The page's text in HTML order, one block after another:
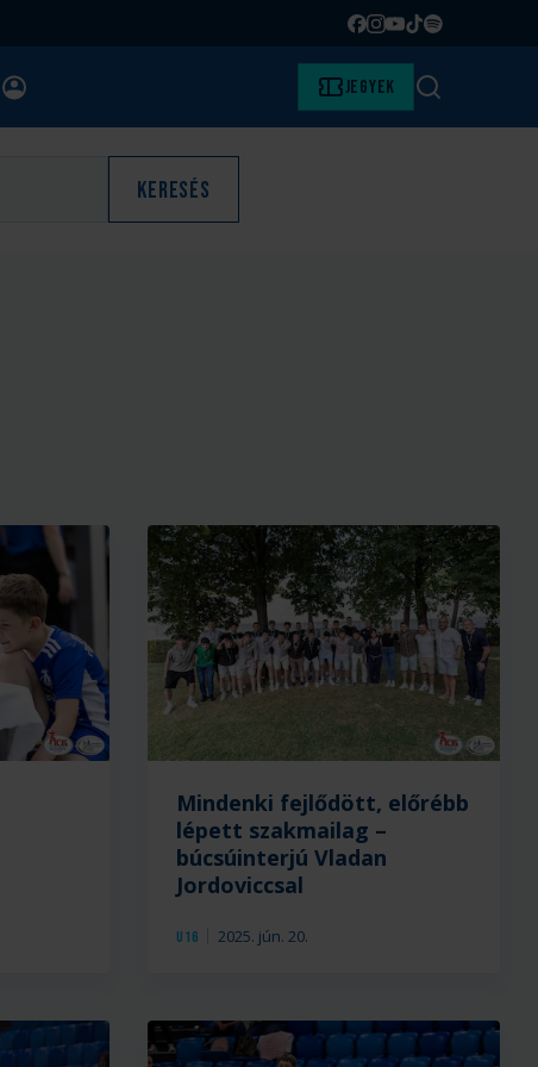
Facebook
Instagram
YouTube
TikTok
Spotify
BELÉPÉS Jegyek Keresés
Keresés
U16 2025. jún. 20.
Mindenki fejlődött, előrébb
lépett szakmailag –
búcsúinterjú Vladan
Jordoviccsal
A
bronzérmes
U16-
os
csapat
klubunktól
hat